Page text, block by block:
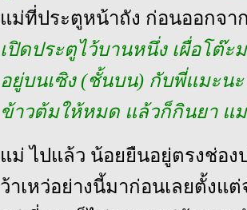
แม่ที่ประตูหน้าถัง ก่อนออกจา
เปิดประตูไว้บานหนึ่ง เผื่อโต๊
อยู่บนเซิง (ชั้นบน) กับพี่แมะน
ข้าวต้มให้หมด แล้วก็กินยา แ
แม่ ไปแล้ว น้อยยืนอยู่ตรงช่อง
ว้าเหว่อย่างนี้มาก่อนเลยตั้งแ